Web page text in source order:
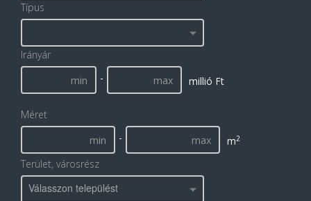
Típus
Irányár
-
millió Ft
Méret
-
m2
Terület, városrész
Válasszon települést